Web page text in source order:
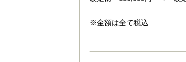
※金額は全て税込